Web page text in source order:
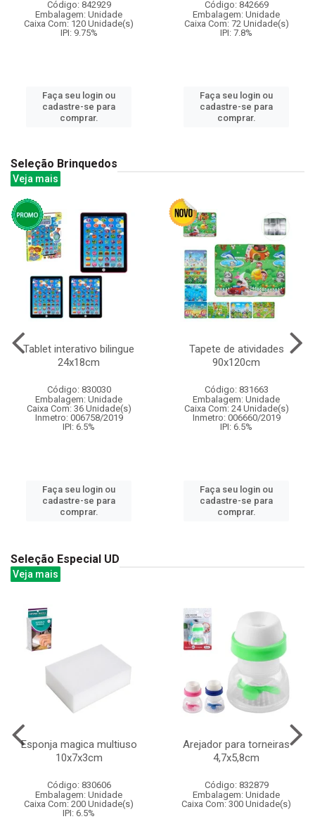
Código: 842929
Embalagem: Unidade
Caixa Com: 120 Unidade(s)
IPI: 9.75%
Faça seu login ou
cadastre-se para
comprar.
Código: 842669
Embalagem: Unidade
Caixa Com: 72 Unidade(s)
IPI: 7.8%
Faça seu login ou
cadastre-se para
comprar.
Seleção Brinquedos
Veja mais
Tablet interativo bilingue
24x18cm
Código: 830030
Embalagem: Unidade
Caixa Com: 36 Unidade(s)
Inmetro: 006758/2019
IPI: 6.5%
Faça seu login ou
cadastre-se para
comprar.
Tapete de atividades
90x120cm
Código: 831663
Embalagem: Unidade
Caixa Com: 24 Unidade(s)
Inmetro: 006660/2019
IPI: 6.5%
Faça seu login ou
cadastre-se para
comprar.
Seleção Especial UD
Veja mais
Esponja magica multiuso
10x7x3cm
Código: 830606
Embalagem: Unidade
Caixa Com: 200 Unidade(s)
IPI: 6.5%
Arejador para torneiras
4,7x5,8cm
Código: 832879
Embalagem: Unidade
Caixa Com: 300 Unidade(s)